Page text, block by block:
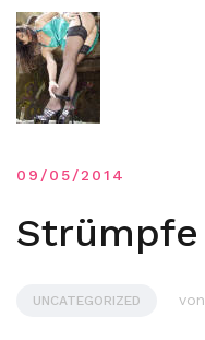
09/05/2014
Strümpfe
UNCATEGORIZED von